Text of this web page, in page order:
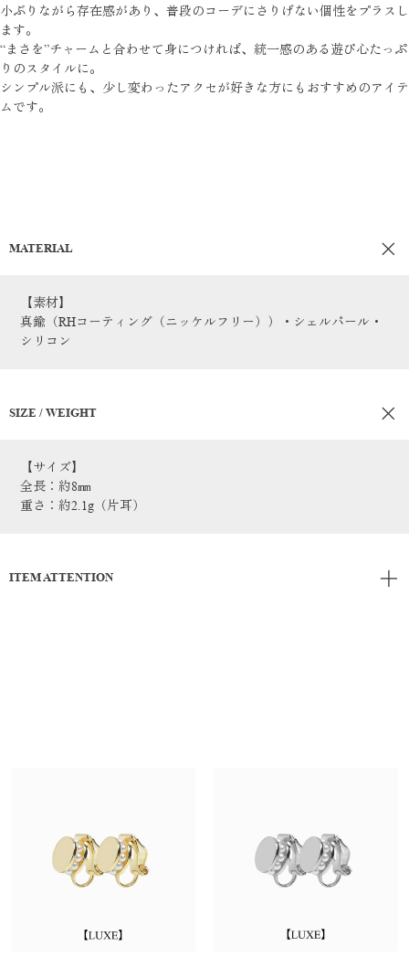
小ぶりながら存在感があり、普段のコーデにさりげない個性をプラスし
ます。
“まさを”チャームと合わせて身につければ、統一感のある遊び心たっぷ
りのスタイルに。
シンプル派にも、少し変わったアクセが好きな方にもおすすめのアイテ
ムです。
MATERIAL
【素材】
真鍮（RHコーティング（ニッケルフリー））・シェルパール・
シリコン
SIZE / WEIGHT
【サイズ】
全長：約8㎜
重さ：約2.1g（片耳）
ITEM ATTENTION